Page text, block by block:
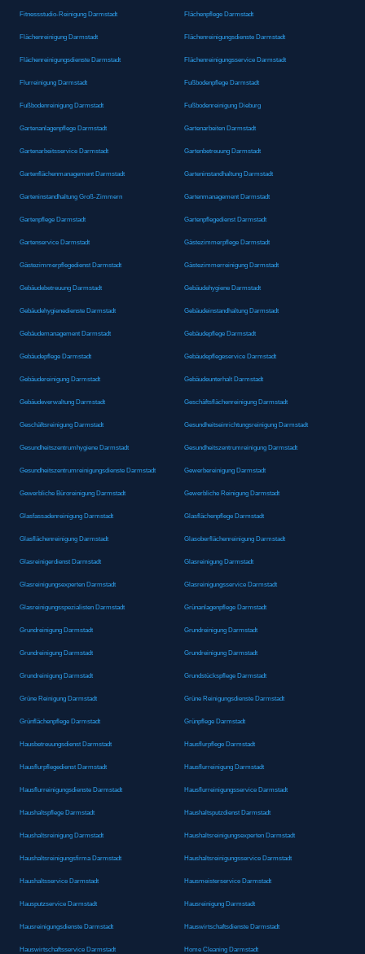
Fitnessstudio-Reinigung Darmstadt Flächenpflege Darmstadt
Flächenreinigung Darmstadt Flächenreinigungsdienste Darmstadt
Flächenreinigungsdienste Darmstadt Flächenreinigungsservice Darmstadt
Flurreinigung Darmstadt Fußbodenpflege Darmstadt
Fußbodenreinigung Darmstadt Fußbodenreinigung Dieburg
Gartenanlagenpflege Darmstadt Gartenarbeiten Darmstadt
Gartenarbeitsservice Darmstadt Gartenbetreuung Darmstadt
Gartenflächenmanagement Darmstadt Garteninstandhaltung Darmstadt
Garteninstandhaltung Groß-Zimmern Gartenmanagement Darmstadt
Gartenpflege Darmstadt Gartenpflegedienst Darmstadt
Gartenservice Darmstadt Gästezimmerpflege Darmstadt
Gästezimmerpflegedienst Darmstadt Gästezimmerreinigung Darmstadt
Gebäudebetreuung Darmstadt Gebäudehygiene Darmstadt
Gebäudehygienedienste Darmstadt Gebäudeinstandhaltung Darmstadt
Gebäudemanagement Darmstadt Gebäudepflege Darmstadt
Gebäudepflege Darmstadt Gebäudepflegeservice Darmstadt
Gebäudereinigung Darmstadt Gebäudeunterhalt Darmstadt
Gebäudeverwaltung Darmstadt Geschäftsflächenreinigung Darmstadt
Geschäftsreinigung Darmstadt Gesundheitseinrichtungsreinigung Darmstadt
Gesundheitszentrumhygiene Darmstadt Gesundheitszentrumreinigung Darmstadt
Gesundheitszentrumreinigungsdienste Darmstadt Gewerbereinigung Darmstadt
Gewerbliche Büroreinigung Darmstadt Gewerbliche Reinigung Darmstadt
Glasfassadenreinigung Darmstadt Glasflächenpflege Darmstadt
Glasflächenreinigung Darmstadt Glasoberflächenreinigung Darmstadt
Glasreinigerdienst Darmstadt Glasreinigung Darmstadt
Glasreinigungsexperten Darmstadt Glasreinigungsservice Darmstadt
Glasreinigungsspezialisten Darmstadt Grünanlagenpflege Darmstadt
Grundreinigung Darmstadt Grundreinigung Darmstadt
Grundreinigung Darmstadt Grundreinigung Darmstadt
Grundreinigung Darmstadt Grundstückspflege Darmstadt
Grüne Reinigung Darmstadt Grüne Reinigungsdienste Darmstadt
Grünflächenpflege Darmstadt Grünpflege Darmstadt
Hausbetreuungsdienst Darmstadt Hausflurpflege Darmstadt
Hausflurpflegedienst Darmstadt Hausflurreinigung Darmstadt
Hausflurreinigungsdienste Darmstadt Hausflurreinigungsservice Darmstadt
Haushaltspflege Darmstadt Haushaltsputzdienst Darmstadt
Haushaltsreinigung Darmstadt Haushaltsreinigungsexperten Darmstadt
Haushaltsreinigungsfirma Darmstadt Haushaltsreinigungsservice Darmstadt
Haushaltsservice Darmstadt Hausmeisterservice Darmstadt
Hausputzservice Darmstadt Hausreinigung Darmstadt
Hausreinigungsdienste Darmstadt Hauswirtschaftsdienste Darmstadt
Hauswirtschaftsservice Darmstadt Home Cleaning Darmstadt